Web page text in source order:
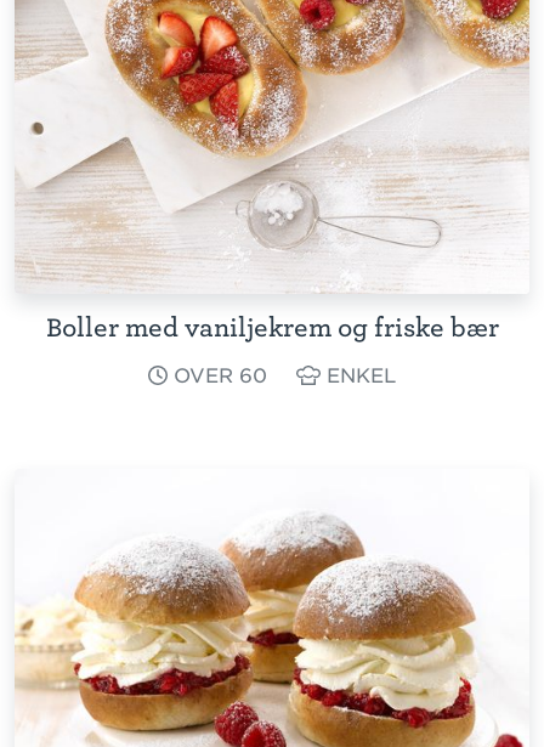
Boller med vaniljekrem og friske bær
OVER 60 ENKEL